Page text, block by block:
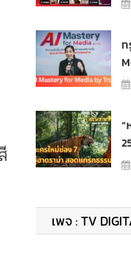
ท
“
เพจ : TV